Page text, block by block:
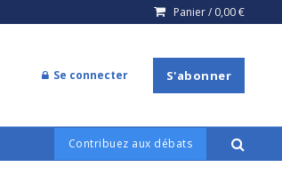
Panier / 0,00€
Se connecter S'abonner
Contribuez aux débats